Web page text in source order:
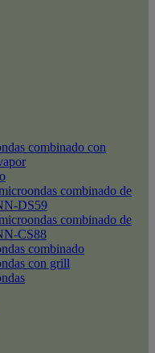
combinado con
combinado de
DS59
combinado de
CS88
combinado
con grill